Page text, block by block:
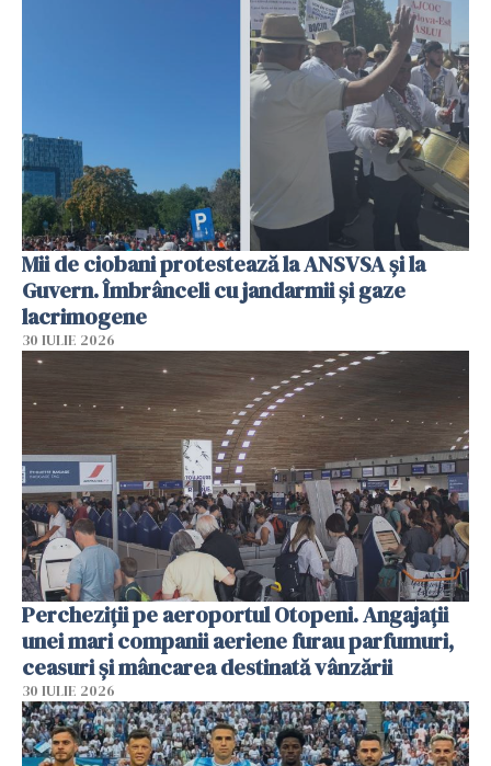
Mii de ciobani protestează la ANSVSA și la
Guvern. Îmbrânceli cu jandarmii și gaze
lacrimogene
30 IULIE 2026
Percheziții pe aeroportul Otopeni. Angajații
unei mari companii aeriene furau parfumuri,
ceasuri și mâncarea destinată vânzării
30 IULIE 2026